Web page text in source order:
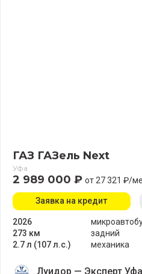
ГАЗ ГАЗель Next
Уфа
2 989 000 ₽ от 27 321 ₽/
2026
273 км
2.7 л (107 л.с.)
задний
механика
Заявка на кредит
Луидор — Эксперт